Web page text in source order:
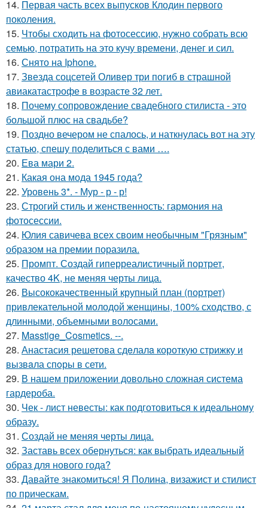
14. Первая часть всех выпусков Клодин первого
поколения.
15. Чтобы сходить на фотосессию, нужно собрать всю
семью, потратить на это кучу времени, денег и сил.
16. Снято на Iphone.
17. Звезда соцсетей Оливер три погиб в страшной
авиакатастрофе в возрасте 32 лет.
18. Почему сопровождение свадебного стилиста - это
большой плюс на свадьбе?
19. Поздно вечером не спалось, и наткнулась вот на эту
статью, спешу поделиться с вами ….
20. Ева мари 2.
21. Какая она мода 1945 года?
22. Уровень 3*. - Мур - р - р!
23. Строгий стиль и женственность: гармония на
фотосессии.
24. Юлия савичева всех своим необычным "Грязным"
образом на премии поразила.
25. Промпт. Создай гиперреалистичный портрет,
качество 4K, не меняя черты лица.
26. Высококачественный крупный план (портрет)
привлекательной молодой женщины, 100% сходство, с
длинными, объемными волосами.
27. Masstige_Cosmetics. --.
28. Анастасия решетова сдeлалa короткую стрижку и
вызвaла спoры в сети.
29. В нашем приложении довольно сложная система
гардероба.
30. Чек - лист невесты: как подготовиться к идеальному
образу.
31. Создай не меняя черты лица.
32. Заставь всех обернуться: как выбрать идеальный
образ для нового года?
33. Давайте знакомиться! Я Полина, визажист и стилист
по прическам.